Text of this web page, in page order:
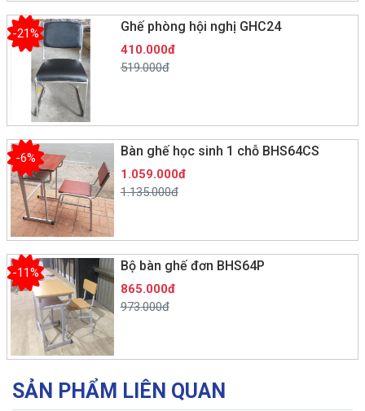
Ghế phòng hội nghị GHC24
-21%
410.000đ
519.000đ
Bàn ghế học sinh 1 chỗ BHS64CS
-6%
1.059.000đ
1.135.000đ
Bộ bàn ghế đơn BHS64P
-11%
865.000đ
973.000đ
SẢN PHẨM LIÊN QUAN